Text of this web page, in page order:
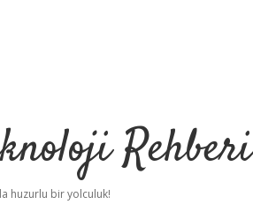
Rehberi
huzurlu bir yolculuk!